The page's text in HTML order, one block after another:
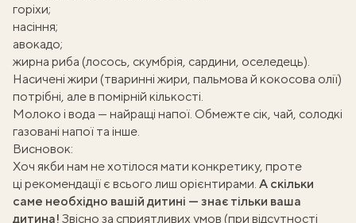
горіхи;
насіння;
авокадо;
жирна риба (лосось, скумбрія, сардини, оселедець).
Насичені жири (тваринні жири, пальмова й кокосова олії)
потрібні, але в помірній кількості.
Молоко і вода — найращі напої. Обмежте сік, чай, солодкі
газовані напої та інше.
Висновок:
Хоч якби нам не хотілося мати конкретику, проте
ці рекомендації є всього лиш орієнтирами. А скільки
саме необхідно вашій дитині — знає тільки ваша
дитина! Звісно за сприятливих умов (при відсутності